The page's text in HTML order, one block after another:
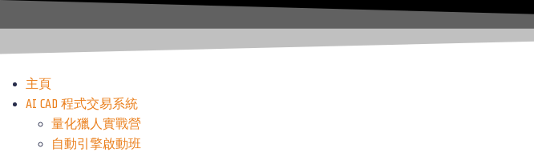
主頁
AI CAD 程式交易系統
量化獵人實戰營
自動引擎啟動班